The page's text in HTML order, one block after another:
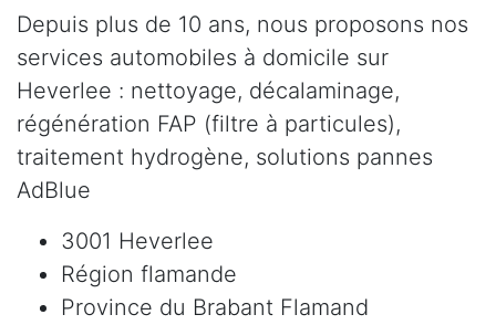
Depuis plus de 10 ans, nous proposons nos
services automobiles à domicile sur
Heverlee : nettoyage, décalaminage,
régénération FAP (filtre à particules),
traitement hydrogène, solutions pannes
AdBlue
3001 Heverlee
Région flamande
Province du Brabant Flamand